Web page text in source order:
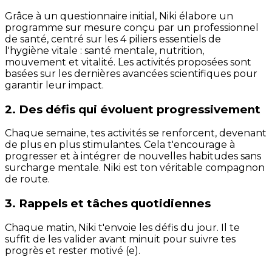
Grâce à un questionnaire initial, Niki élabore un
programme sur mesure conçu par un professionnel
de santé, centré sur les 4 piliers essentiels de
l'hygiène vitale : santé mentale, nutrition,
mouvement et vitalité. Les activités proposées sont
basées sur les dernières avancées scientifiques pour
garantir leur impact.
2. Des défis qui évoluent progressivement
Chaque semaine, tes activités se renforcent, devenant
de plus en plus stimulantes. Cela t'encourage à
progresser et à intégrer de nouvelles habitudes sans
surcharge mentale. Niki est ton véritable compagnon
de route.
3. Rappels et tâches quotidiennes
Chaque matin, Niki t'envoie les défis du jour. Il te
suffit de les valider avant minuit pour suivre tes
progrès et rester motivé (e).